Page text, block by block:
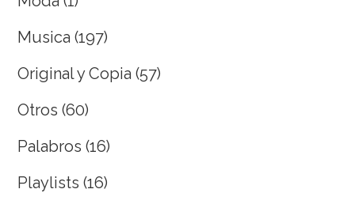
Musica (197)
Original y Copia (57)
Otros (60)
Palabros (16)
Playlists (16)